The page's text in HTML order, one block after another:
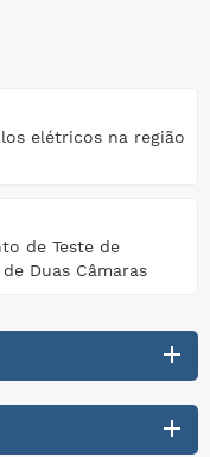
elétricos na região
de Teste de
Duas Câmaras